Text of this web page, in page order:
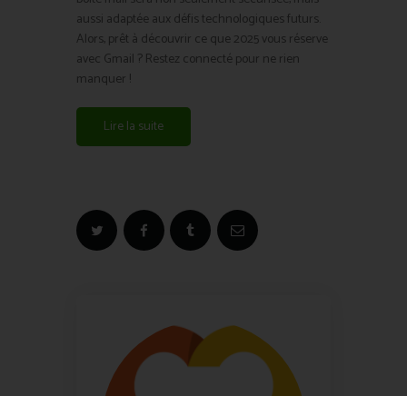
aussi adaptée aux défis technologiques futurs.
Alors, prêt à découvrir ce que 2025 vous réserve
avec Gmail ? Restez connecté pour ne rien
manquer !
Lire la suite